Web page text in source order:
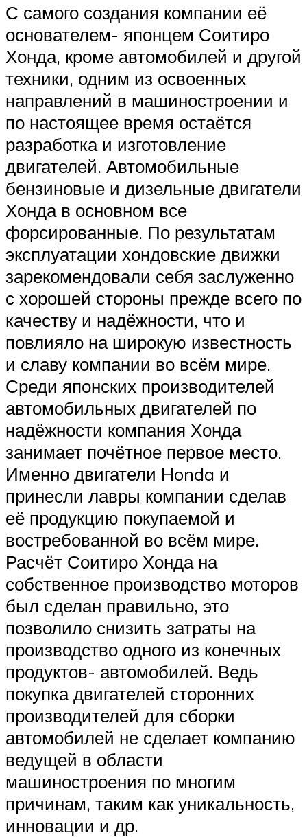
С самого создания компании её
основателем- японцем Соитиро
Хонда, кроме автомобилей и другой
техники, одним из освоенных
направлений в машиностроении и
по настоящее время остаётся
разработка и изготовление
двигателей. Автомобильные
бензиновые и дизельные двигатели
Хонда в основном все
форсированные. По результатам
эксплуатации хондовские движки
зарекомендовали себя заслуженно
с хорошей стороны прежде всего по
качеству и надёжности, что и
повлияло на широкую известность
и славу компании во всём мире.
Среди японских производителей
автомобильных двигателей по
надёжности компания Хонда
занимает почётное первое место.
Именно двигатели Honda и
принесли лавры компании сделав
её продукцию покупаемой и
востребованной во всём мире.
Расчёт Соитиро Хонда на
собственное производство моторов
был сделан правильно, это
позволило снизить затраты на
производство одного из конечных
продуктов- автомобилей. Ведь
покупка двигателей сторонних
производителей для сборки
автомобилей не сделает компанию
ведущей в области
машиностроения по многим
причинам, таким как уникальность,
инновации и др.